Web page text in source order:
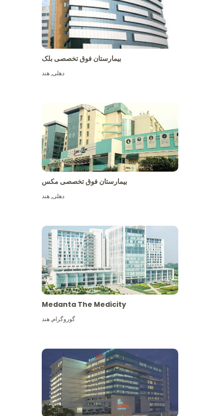
بیمارستان فوق تخصصی بلک
دهلی,هند
بیمارستان فوق تخصصی مکس
دهلی,هند
Medanta The Medicity
گوروگرام,هند